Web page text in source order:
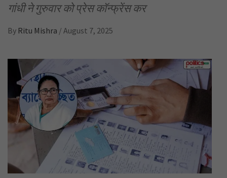
गांधी ने गुरुवार को प्रेस कॉन्फ्रेंस कर
By Ritu Mishra / August 7, 2025